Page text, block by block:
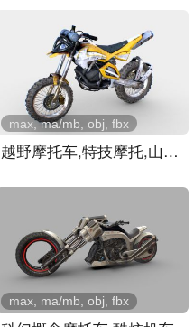
越野摩托车,特技摩托,山地..
max, ma/mb, obj, fbx
max, ma/mb, obj, fbx